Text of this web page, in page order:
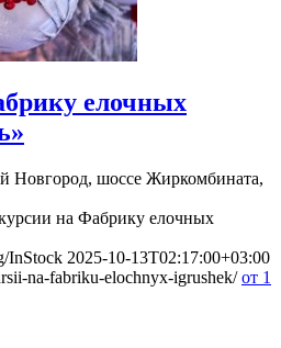
елочных
Новгород, шоссе Жиркомбината,
на Фабрику елочных
InStock 2025-10-13T02:17:00+03:00
na-fabriku-elochnyx-igrushek/ от 1